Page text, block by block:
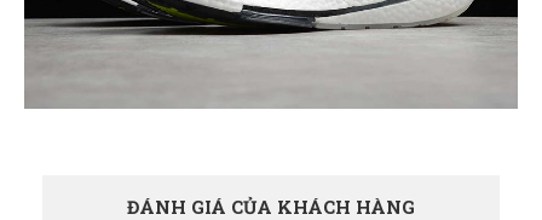
ĐÁNH GIÁ CỦA KHÁCH HÀNG